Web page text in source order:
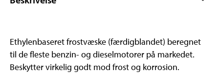
Ethylenbaseret frostvæske (færdigblandet) beregnet
til de fleste benzin- og dieselmotorer på markedet.
Beskytter virkelig godt mod frost og korrosion.